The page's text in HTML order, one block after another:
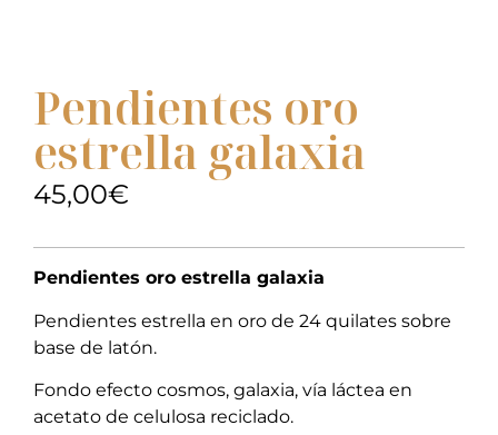
Pendientes oro
estrella galaxia
45,00€
Pendientes oro estrella galaxia
Pendientes estrella en oro de 24 quilates sobre
base de latón.
Fondo efecto cosmos, galaxia, vía láctea en
acetato de celulosa reciclado.